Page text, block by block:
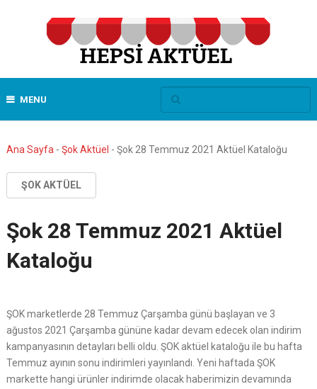
MENU
Ana Sayfa - Şok Aktüel - Şok 28 Temmuz 2021 Aktüel Kataloğu
ŞOK AKTÜEL
Şok 28 Temmuz 2021 Aktüel
Kataloğu
ŞOK marketlerde 28 Temmuz Çarşamba günü başlayan ve 3
ağustos 2021 Çarşamba gününe kadar devam edecek olan indirim
kampanyasının detayları belli oldu. ŞOK aktüel kataloğu ile bu hafta
Temmuz ayının sonu indirimleri yayınlandı. Yeni haftada ŞOK
markette hangi ürünler indirimde olacak haberimizin devamında